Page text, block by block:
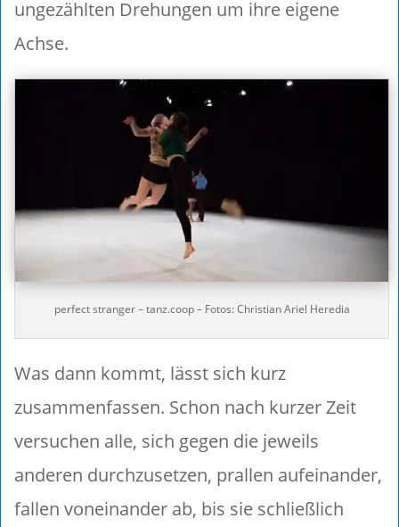
ungezählten Drehungen um ihre eigene
Achse.
perfect stranger – tanz.coop – Fotos: Christian Ariel Heredia
Was dann kommt, lässt sich kurz
zusammenfassen. Schon nach kurzer Zeit
versuchen alle, sich gegen die jeweils
anderen durchzusetzen, prallen aufeinander,
fallen voneinander ab, bis sie schließlich